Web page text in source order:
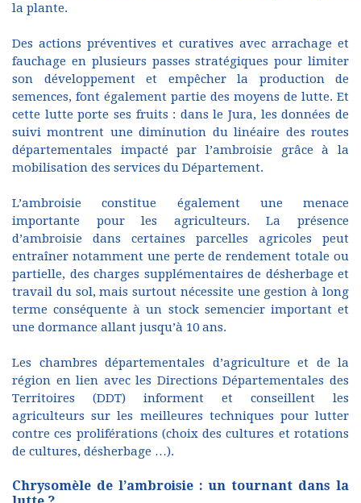
la plante.
Des actions préventives et curatives avec arrachage et
fauchage en plusieurs passes stratégiques pour limiter
son développement et empêcher la production de
semences, font également partie des moyens de lutte. Et
cette lutte porte ses fruits : dans le Jura, les données de
suivi montrent une diminution du linéaire des routes
départementales impacté par l’ambroisie grâce à la
mobilisation des services du Département.
L’ambroisie constitue également une menace
importante pour les agriculteurs. La présence
d’ambroisie dans certaines parcelles agricoles peut
entraîner notamment une perte de rendement totale ou
partielle, des charges supplémentaires de désherbage et
travail du sol, mais surtout nécessite une gestion à long
terme conséquente à un stock semencier important et
une dormance allant jusqu’à 10 ans.
Les chambres départementales d’agriculture et de la
région en lien avec les Directions Départementales des
Territoires (DDT) informent et conseillent les
agriculteurs sur les meilleures techniques pour lutter
contre ces proliférations (choix des cultures et rotations
de cultures, désherbage …).
Chrysomèle de l’ambroisie : un tournant dans la